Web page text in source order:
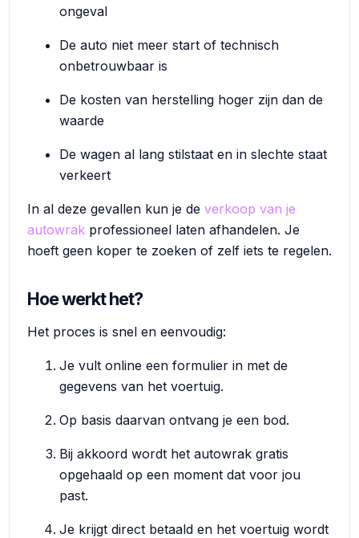
ongeval
De auto niet meer start of technisch
onbetrouwbaar is
De kosten van herstelling hoger zijn dan de
waarde
De wagen al lang stilstaat en in slechte staat
verkeert
In al deze gevallen kun je de verkoop van je
autowrak professioneel laten afhandelen. Je
hoeft geen koper te zoeken of zelf iets te regelen.
Hoe werkt het?
Het proces is snel en eenvoudig:
Je vult online een formulier in met de
gegevens van het voertuig.
Op basis daarvan ontvang je een bod.
Bij akkoord wordt het autowrak gratis
opgehaald op een moment dat voor jou
past.
Je krijgt direct betaald en het voertuig wordt